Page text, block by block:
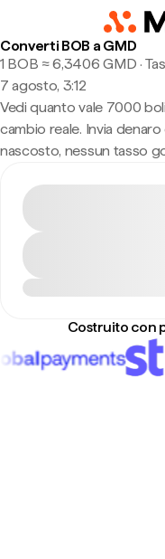
Converti BOB a GMD
1 BOB ≈ 6,3406 GMD ·
7 agosto, 3:12
Vedi quanto vale 7000
cambio reale. Invia
nascosto, nessun tasso
Costruito con